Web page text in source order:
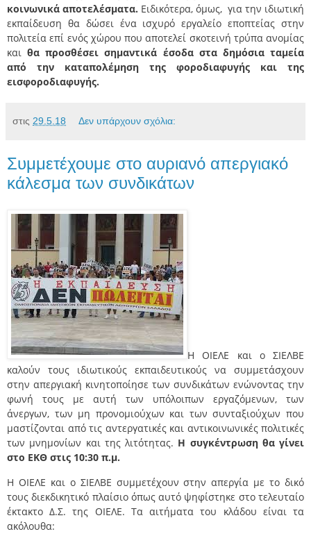
κοινωνικά αποτελέσματα. Ειδικότερα, όμως, για την ιδιωτική
εκπαίδευση θα δώσει ένα ισχυρό εργαλείο εποπτείας στην
πολιτεία επί ενός χώρου που αποτελεί σκοτεινή τρύπα ανομίας
καιθα προσθέσει σημαντικά έσοδα στα δημόσια ταμεία
από την καταπολέμηση της φοροδιαφυγής και της
εισφοροδιαφυγής.
στις 29.5.18 Δεν υπάρχουν σχόλια:
Συμμετέχουμε στο αυριανό απεργιακό
κάλεσμα των συνδικάτων
Η ΟΙΕΛΕ και ο ΣΙΕΛΒΕ
καλούν τους ιδιωτικούς εκπαιδευτικούς να συμμετάσχουν
στην απεργιακή κινητοποίησε των συνδικάτων ενώνοντας την
φωνή τους με αυτή των υπόλοιπων εργαζόμενων, των
άνεργων, των μη προνομιούχων και των συνταξιούχων που
μαστίζονται από τις αντεργατικές και αντικοινωνικές πολιτικές
των μνημονίων και της λιτότητας. Η συγκέντρωση θα γίνει
στο ΕΚΘ στις 10:30 π.μ.
Η ΟΙΕΛΕ και ο ΣΙΕΛΒΕ συμμετέχουν στην απεργία με το δικό
τους διεκδικητικό πλαίσιο όπως αυτό ψηφίστηκε στο τελευταίο
έκτακτο Δ.Σ. της ΟΙΕΛΕ. Τα αιτήματα του κλάδου είναι τα
ακόλουθα: